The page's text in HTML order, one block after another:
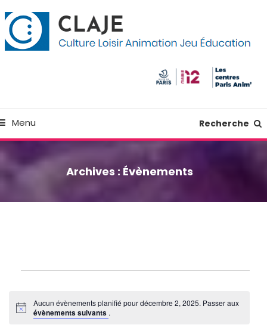
Menu Recherche
Archives : Évènements
décembre
Notice
Aucun évènements planifié pour décembre 2, 2025. Passer aux
évènements suivants .